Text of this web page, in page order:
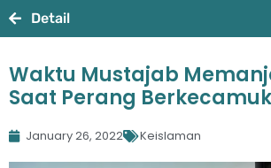
Detail
Waktu Mustajab
Saat Perang Berkecamuk
January 26, 2022 Keislaman